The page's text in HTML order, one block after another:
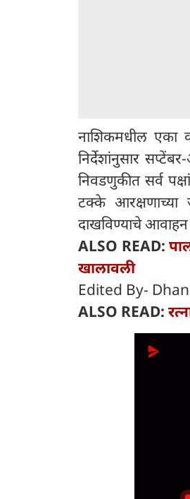
नाशिकमधील एका
निर्देशांनुसार
निवडणुकीत सर्व
टक्के आरक्षणाच्या
दाखविण्याचे
ALSO READ:
खालावली
Edited By-
ALSO READ: